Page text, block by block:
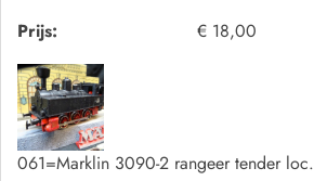
Prijs:
€ 18,00
061=Marklin 3090-2 rangeer tender loc.